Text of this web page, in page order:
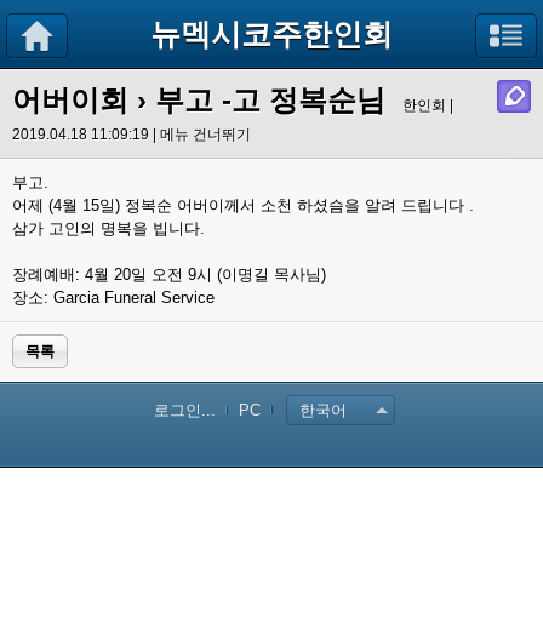
뉴멕시코주한인회
어버이회 › 부고 -고 정복순님
한인회 |
2019.04.18 11:09:19 | 메뉴 건너뛰기
부고.
어제 (4월 15일) 정복순 어버이께서 소천 하셨슴을 알려 드립니다 .
삼가 고인의 명복을 빕니다.
장례예배: 4월 20일 오전 9시 (이명길 목사님)
장소: Garcia Funeral Service
목록
로그인... PC 한국어